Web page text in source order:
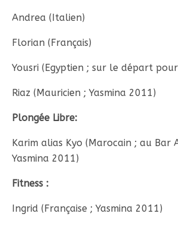
Andrea (Italien)
Florian (Français)
Yousri (Egyptien ; sur le départ
Riaz (Mauricien ; Yasmina 2011)
Plongée Libre:
Karim alias Kyo (Marocain ; au Bar
Yasmina 2011)
Fitness :
Ingrid (Française ; Yasmina 2011)